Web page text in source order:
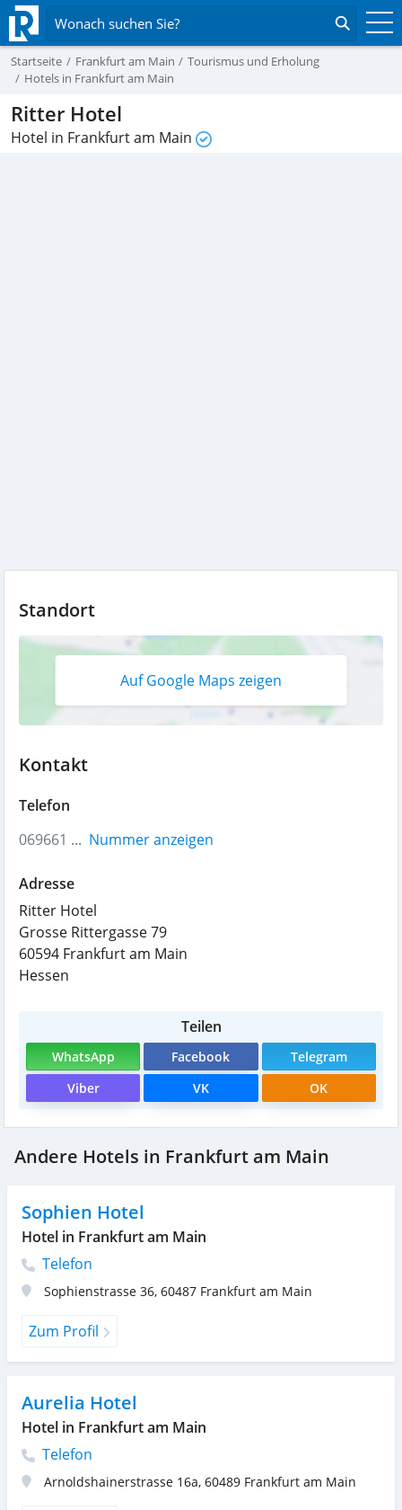
Wonach suchen Sie?
Startseite Frankfurt am Main
Tourismus und Erholung
Hotels in Frankfurt am Main
Ritter Hotel
Hotel in Frankfurt am Main
Standort
Auf Google Maps zeigen
Kontakt
Telefon
069661 ... Nummer anzeigen
Adresse
Ritter Hotel
Grosse Rittergasse 79
60594 Frankfurt am Main
Hessen
Teilen
WhatsApp Facebook
Telegram
Viber
VK OK
Andere Hotels in Frankfurt am Main
Sophien Hotel
Hotel in Frankfurt am Main
Telefon
Sophienstrasse 36, 60487 Frankfurt am Main
Zum Profil
Aurelia Hotel
Hotel in Frankfurt am Main
Telefon
Arnoldshainerstrasse 16a, 60489 Frankfurt am Main